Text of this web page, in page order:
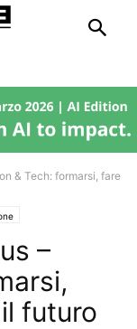
& Tech: formarsi, fare
–
futuro